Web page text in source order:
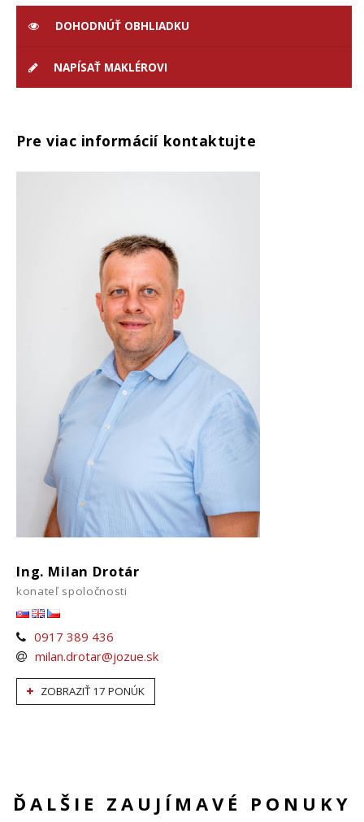
DOHODNÚŤ OBHLIADKU
NAPÍSAŤ MAKLÉROVI
Pre viac informácií kontaktujte
Ing. Milan Drotár
konateľ spoločnosti
0917 389 436
milan.drotar@jozue.sk
ZOBRAZIŤ 17 PONÚK
ĎALŠIE ZAUJÍMAVÉ PONUKY